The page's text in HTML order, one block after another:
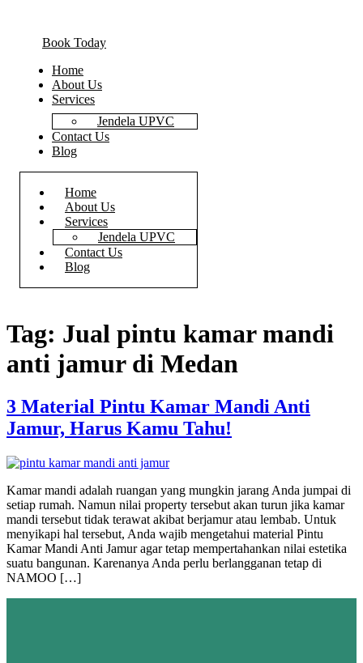
Book Today
Home
About Us
Services
Jendela UPVC
Contact Us
Blog
Home
About Us
Services
Jendela UPVC
Contact Us
Blog
Tag: Jual pintu kamar mandi
anti jamur di Medan
3 Material Pintu Kamar Mandi Anti
Jamur, Harus Kamu Tahu!
Kamar mandi adalah ruangan yang mungkin jarang Anda jumpai di
setiap rumah. Namun nilai property tersebut akan turun jika kamar
mandi tersebut tidak terawat akibat berjamur atau lembab. Untuk
menyikapi hal tersebut, Anda wajib mengetahui material Pintu
Kamar Mandi Anti Jamur agar tetap mempertahankan nilai estetika
suatu bangunan. Karenanya Anda perlu berlangganan tetap di
NAMOO […]